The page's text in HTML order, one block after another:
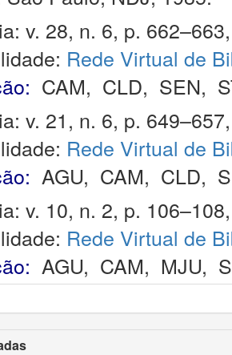
v. 28, n. 6, p.
Rede Virtual de
CAM, CLD, SEN,
v. 21, n. 6, p.
Rede Virtual de
AGU, CAM, CLD,
v. 10, n. 2, p.
Rede Virtual de
AGU, CAM, MJU,